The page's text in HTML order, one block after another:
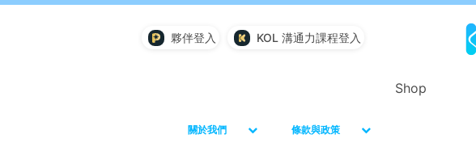
夥伴登入 KOL 溝通力課程登入
Shop
關於我們 條款與政策